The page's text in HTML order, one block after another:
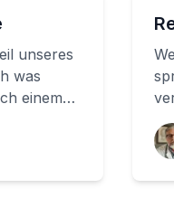
unseres
was
einem
Gehen